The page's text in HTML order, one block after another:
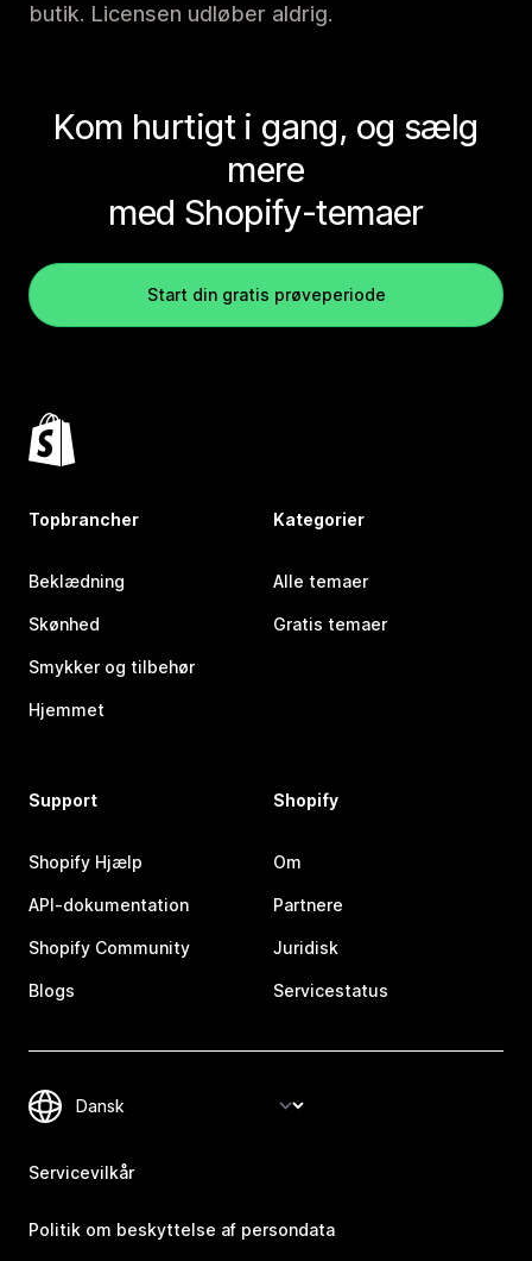
butik. Licensen udløber aldrig.
Kom hurtigt i gang, og sælg
mere
med Shopify-temaer
Start din gratis prøveperiode
Topbrancher
Beklædning
Skønhed
Smykker og tilbehør
Hjemmet
Kategorier
Alle temaer
Gratis temaer
Support
Shopify Hjælp
API-dokumentation
Shopify Community
Blogs
Shopify
Om
Partnere
Juridisk
Servicestatus
Servicevilkår
Politik om beskyttelse af persondata